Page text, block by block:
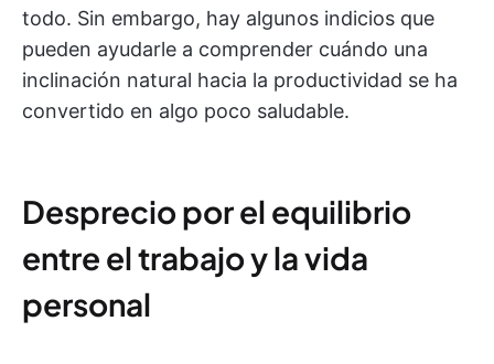
todo. Sin embargo, hay algunos indicios que
pueden ayudarle a comprender cuándo una
inclinación natural hacia la productividad se ha
convertido en algo poco saludable.
Desprecio por el equilibrio
entre el trabajo y la vida
personal